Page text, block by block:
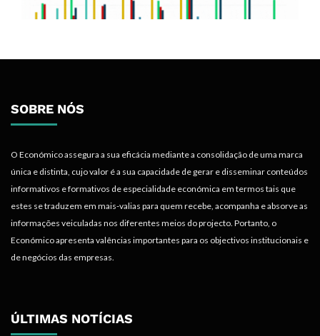
SOBRE NÓS
O Económico assegura a sua eficácia mediante a consolidação de uma marca
única e distinta, cujo valor é a sua capacidade de gerar e disseminar conteúdos
informativos e formativos de especialidade económica em termos tais que
estes se traduzem em mais-valias para quem recebe, acompanha e absorve as
informações veiculadas nos diferentes meios do projecto. Portanto, o
Económico apresenta valências importantes para os objectivos institucionais e
de negócios das empresas.
ÚLTIMAS NOTÍCIAS